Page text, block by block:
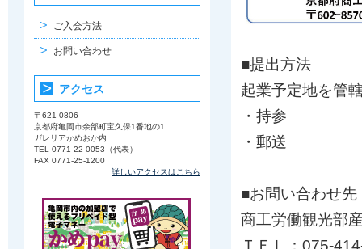
■提出方法
起業予定地を管
・持参
・郵送
■お問い合わせ先
商工労働観光部
ＴＥＬ：075-
ご入会方法
お問い合わせ
アクセス
〒621-0806
京都府亀岡市余部町宝久保1番地の1
ガレリアかめおか内
TEL 0771-22-0053（代表）
FAX 0771-25-1200
詳しいアクセスはこちら